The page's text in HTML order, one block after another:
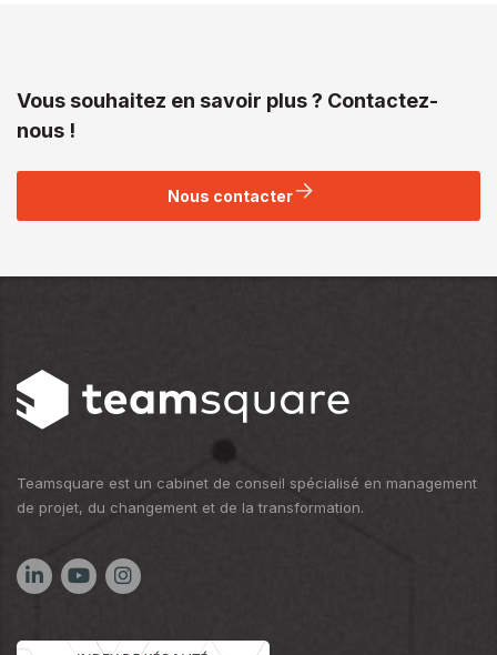
Vous souhaitez en savoir plus ? Contactez-
nous !
Nous contacter
Teamsquare est un cabinet de conseil spécialisé en management
de projet, du changement et de la transformation.